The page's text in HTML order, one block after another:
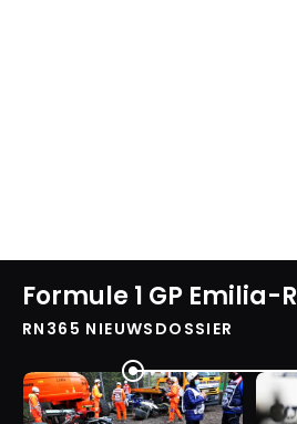
Formule 1 GP Emilia-
RN365 NIEUWSDOSSIER